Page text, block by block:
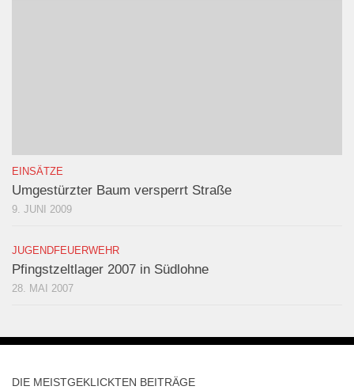
EINSÄTZE
Umgestürzter Baum versperrt Straße
9. JUNI 2009
JUGENDFEUERWEHR
Pfingstzeltlager 2007 in Südlohne
28. MAI 2007
DIE MEISTGEKLICKTEN BEITRÄGE